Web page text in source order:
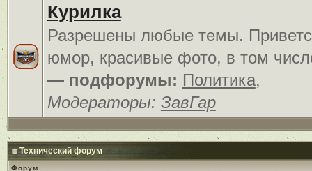
Курилка
Разрешены любые темы.
юмор, красивые фото, в том
— подфорумы: Политика,
Модераторы: ЗавГар
Технический форум
Форум